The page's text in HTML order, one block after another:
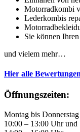
Motorradkombi
Lederkombis
Sie können
und vielem mehr…
Hier alle
Öffnungszeiten:
Montag bis Donnerstag
10:00 – 13:00 Uhr und